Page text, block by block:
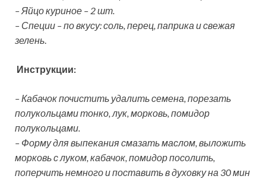
– Яйцо куриное – 2 шт.
– Специи – по вкусу: соль, перец, паприка и свежая
зелень.
Инструкции:
– Кабачок почистить удалить семена, порезать
полукольцами тонко, лук, морковь, помидор
полукольцами.
– Форму для выпекания смазать маслом, выложить
морковь с луком, кабачок, помидор посолить,
поперчить немного и поставить в духовку на 30 мин